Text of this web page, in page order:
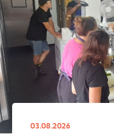
03.08.2026